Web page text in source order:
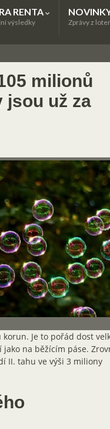
RENTA
výsledky Zprávy z
milionů
jsou už za
Je to pořád dost
na běžícím páse.
II. tahu ve výši 3 miliony